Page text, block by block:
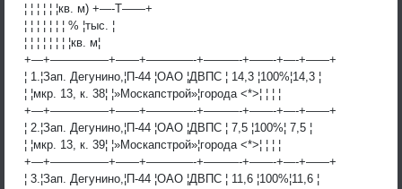
¦ ¦ ¦ ¦ ¦ ¦кв. м) +—-T——+
¦ ¦ ¦ ¦ ¦ ¦ ¦ % ¦тыс. ¦
¦ ¦ ¦ ¦ ¦ ¦ ¦ ¦кв. м¦
+—+—————+——+————-+———-+——-+—-+——+
¦ 1.¦Зап. Дегунино,¦П-44 ¦ОАО ¦ДВПС ¦ 14,3 ¦100%¦14,3 ¦
¦ ¦мкр. 13, к. 38¦ ¦»Москапстрой»¦города <*>¦ ¦ ¦ ¦
+—+—————+——+————-+———-+——-+—-+——+
¦ 2.¦Зап. Дегунино,¦П-44 ¦ОАО ¦ДВПС ¦ 7,5 ¦100%¦ 7,5 ¦
¦ ¦мкр. 13, к. 39¦ ¦»Москапстрой»¦города <*>¦ ¦ ¦ ¦
+—+—————+——+————-+———-+——-+—-+——+
¦ 3.¦Зап. Дегунино,¦П-44 ¦ОАО ¦ДВПС ¦ 11,6 ¦100%¦11,6 ¦